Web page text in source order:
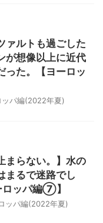
ァルトも過ごした
が想像以上に近代
った。【ヨーロッ
ッパ編(2022年夏)
まらない。】水の
まるで迷路でし
ッパ編⑦】
ッパ編(2022年夏)